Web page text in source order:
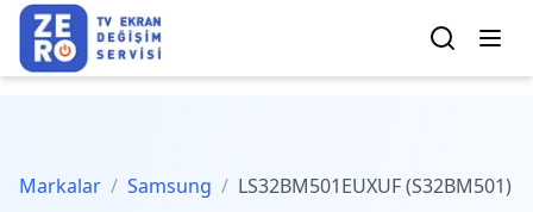
Markalar / Samsung / LS32BM501EUXUF (S32BM501)